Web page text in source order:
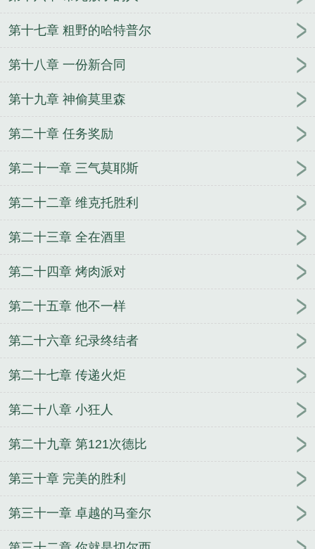
第十七章 粗野的哈特普尔
第十八章 一份新合同
第十九章 神偷莫里森
第二十章 任务奖励
第二十一章 三气莫耶斯
第二十二章 维克托胜利
第二十三章 全在酒里
第二十四章 烤肉派对
第二十五章 他不一样
第二十六章 纪录终结者
第二十七章 传递火炬
第二十八章 小狂人
第二十九章 第121次德比
第三十章 完美的胜利
第三十一章 卓越的马奎尔